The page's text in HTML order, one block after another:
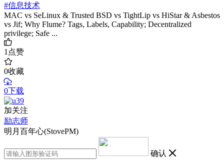
#信息技术
MAC vs SeLinux & Trusted BSD vs TightLip vs HiStar & Asbestos
vs Jif; Why Flume? Tags, Labels, Capability; Decentralized
privilege; Safe ...
1点赞
0收藏
0下载
加关注
励志师
明月百年心(StovePM)
确认